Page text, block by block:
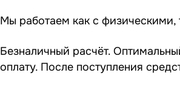
Мы работаем как с
Безналичный расчёт.
оплату. После поступления